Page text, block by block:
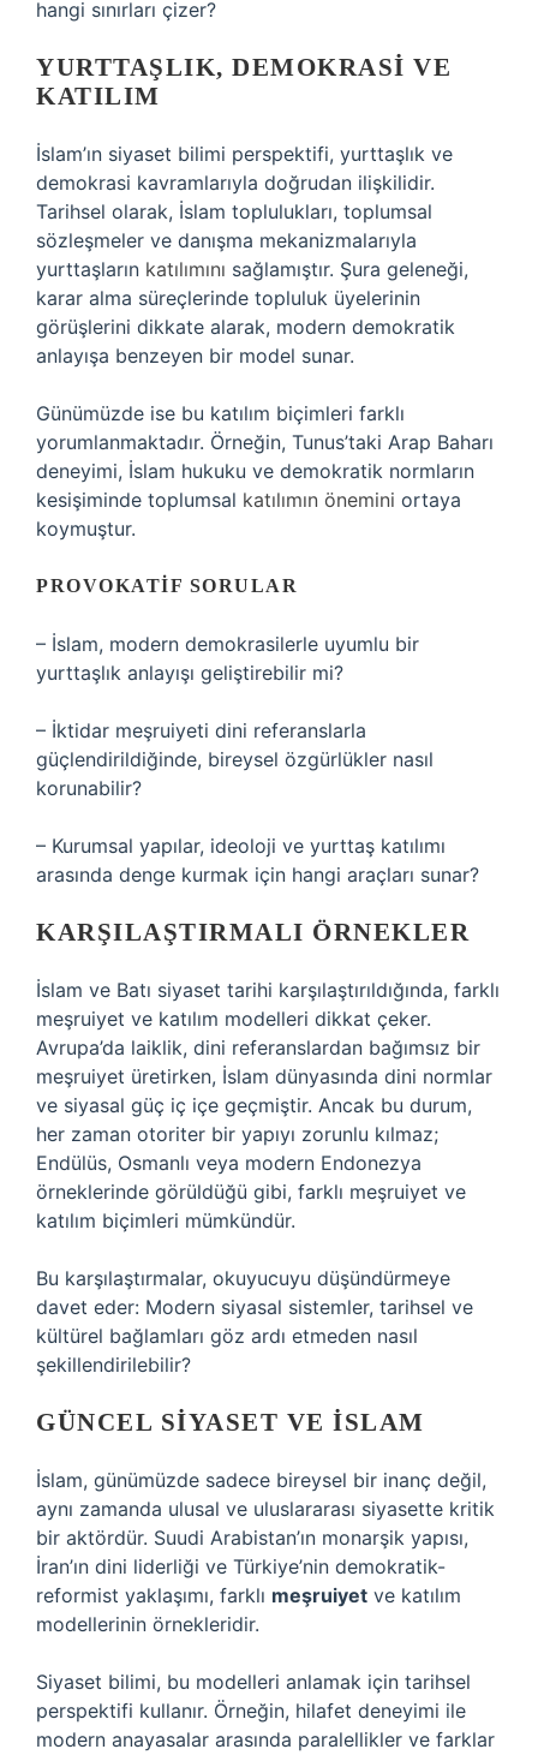
hangi sınırları çizer?
YURTTAŞLIK, DEMOKRASI VE
KATILIM
İslam’ın siyaset bilimi perspektifi, yurttaşlık ve
demokrasi kavramlarıyla doğrudan ilişkilidir.
Tarihsel olarak, İslam toplulukları, toplumsal
sözleşmeler ve danışma mekanizmalarıyla
yurttaşların katılımını sağlamıştır. Şura geleneği,
karar alma süreçlerinde topluluk üyelerinin
görüşlerini dikkate alarak, modern demokratik
anlayışa benzeyen bir model sunar.
Günümüzde ise bu katılım biçimleri farklı
yorumlanmaktadır. Örneğin, Tunus’taki Arap Baharı
deneyimi, İslam hukuku ve demokratik normların
kesişiminde toplumsal katılımın önemini ortaya
koymuştur.
PROVOKATIF SORULAR
– İslam, modern demokrasilerle uyumlu bir
yurttaşlık anlayışı geliştirebilir mi?
– İktidar meşruiyeti dini referanslarla
güçlendirildiğinde, bireysel özgürlükler nasıl
korunabilir?
– Kurumsal yapılar, ideoloji ve yurttaş katılımı
arasında denge kurmak için hangi araçları sunar?
KARŞILAŞTIRMALI ÖRNEKLER
İslam ve Batı siyaset tarihi karşılaştırıldığında, farklı
meşruiyet ve katılım modelleri dikkat çeker.
Avrupa’da laiklik, dini referanslardan bağımsız bir
meşruiyet üretirken, İslam dünyasında dini normlar
ve siyasal güç iç içe geçmiştir. Ancak bu durum,
her zaman otoriter bir yapıyı zorunlu kılmaz;
Endülüs, Osmanlı veya modern Endonezya
örneklerinde görüldüğü gibi, farklı meşruiyet ve
katılım biçimleri mümkündür.
Bu karşılaştırmalar, okuyucuyu düşündürmeye
davet eder: Modern siyasal sistemler, tarihsel ve
kültürel bağlamları göz ardı etmeden nasıl
şekillendirilebilir?
GÜNCEL SIYASET VE İSLAM
İslam, günümüzde sadece bireysel bir inanç değil,
aynı zamanda ulusal ve uluslararası siyasette kritik
bir aktördür. Suudi Arabistan’ın monarşik yapısı,
İran’ın dini liderliği ve Türkiye’nin demokratik-
reformist yaklaşımı, farklı meşruiyet ve katılım
modellerinin örnekleridir.
Siyaset bilimi, bu modelleri anlamak için tarihsel
perspektifi kullanır. Örneğin, hilafet deneyimi ile
modern anayasalar arasında paralellikler ve farklar